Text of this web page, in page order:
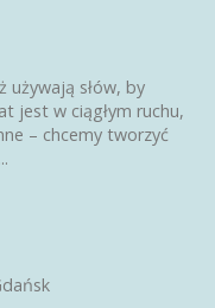
używają słów, by
jest w ciągłym ruchu,
– chcemy tworzyć